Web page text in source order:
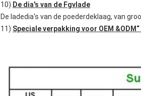
10) De dia's van de Fgvlade
De ladedia's van de poederdeklaag, van
11) Speciale verpakking voor OEM &ODM“